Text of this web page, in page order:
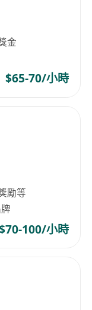
業優先；英
際大宗幹/散貨
合同執行及
，熟悉沿海
和親和力；
勞精神，身體
金
$65-70/小時
勵等
100/小時